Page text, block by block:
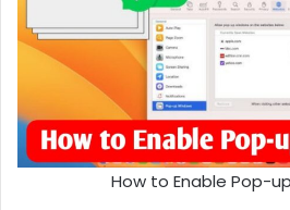
How to Enable Pop-